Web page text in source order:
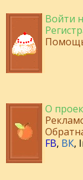
Войти
О
FB, ВК,